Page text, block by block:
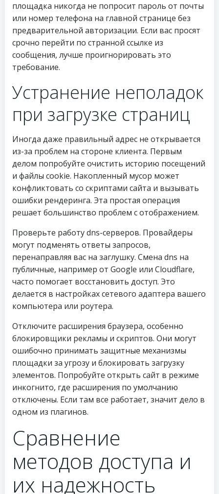
площадка никогда не попросит пароль от почты
или номер телефона на главной странице без
предварительной авторизации. Если вас просят
срочно перейти по странной ссылке из
сообщения, лучше проигнорировать это
требование.
Устранение неполадок
при загрузке страниц
Иногда даже правильный адрес не открывается
из-за проблем на стороне клиента. Первым
делом попробуйте очистить историю посещений
и файлы cookie. Накопленный мусор может
конфликтовать со скриптами сайта и вызывать
ошибки рендеринга. Эта простая операция
решает большинство проблем с отображением.
Проверьте работу dns-серверов. Провайдеры
могут подменять ответы запросов,
перенаправляя вас на заглушку. Смена dns на
публичные, например от Google или Cloudflare,
часто помогает восстановить доступ. Это
делается в настройках сетевого адаптера вашего
компьютера или роутера.
Отключите расширения браузера, особенно
блокировщики рекламы и скриптов. Они могут
ошибочно принимать защитные механизмы
площадки за угрозу и блокировать загрузку
элементов. Попробуйте открыть сайт в режиме
инкогнито, где расширения по умолчанию
отключены. Если там все работает, значит дело в
одном из плагинов.
Сравнение
методов доступа и
их надежность